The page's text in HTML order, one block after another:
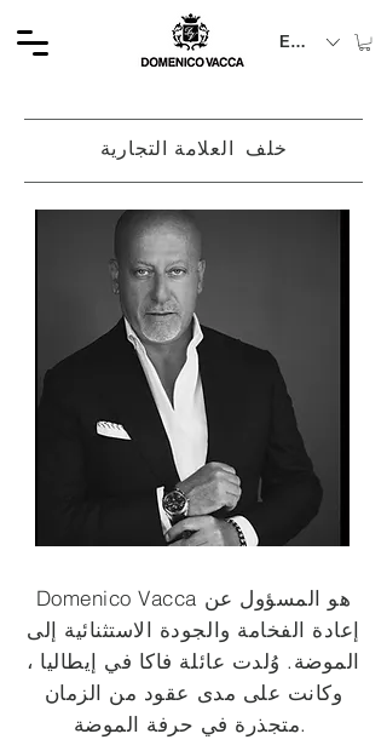
EUR (€)
خلف العلامة التجارية
Domenico Vacca هو المسؤول عن
إعادة الفخامة والجودة الاستثنائية إلى
الموضة. وُلدت عائلة فاكا في إيطاليا ،
وكانت على مدى عقود من الزمان
متجذرة في حرفة الموضة.